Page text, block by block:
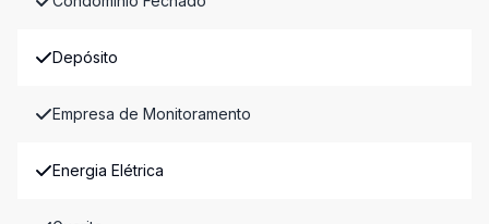
Depósito
Empresa de Monitoramento
Energia Elétrica